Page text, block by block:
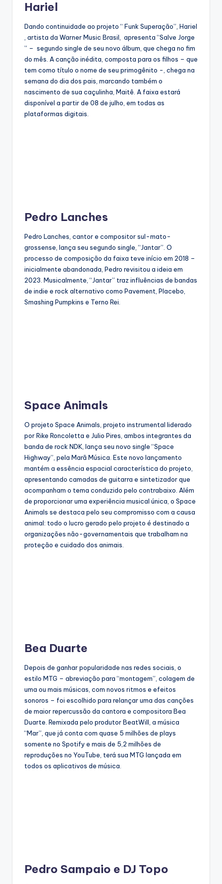
Hariel
Dando continuidade ao projeto “ Funk Superação”, Hariel
, artista da Warner Music Brasil, apresenta “Salve Jorge
” – segundo single de seu novo álbum, que chega no fim
do mês. A canção inédita, composta para os filhos – que
tem como título o nome de seu primogênito -, chega na
semana do dia dos pais, marcando também o
nascimento de sua caçulinha, Maitê. A faixa estará
disponível a partir de 08 de julho, em todas as
plataformas digitais.
Pedro Lanches
Pedro Lanches, cantor e compositor sul-mato-
grossense, lança seu segundo single, “Jantar”. O
processo de composição da faixa teve início em 2018 –
inicialmente abandonada, Pedro revisitou a ideia em
2023. Musicalmente, “Jantar” traz influências de bandas
de indie e rock alternativo como Pavement, Placebo,
Smashing Pumpkins e Terno Rei.
Space Animals
O projeto Space Animals, projeto instrumental liderado
por Rike Roncoletta e Julio Pires, ambos integrantes da
banda de rock NDK, lança seu novo single “Space
Highway”, pela Marã Música. Este novo lançamento
mantém a essência espacial característica do projeto,
apresentando camadas de guitarra e sintetizador que
acompanham o tema conduzido pelo contrabaixo. Além
de proporcionar uma experiência musical única, o Space
Animals se destaca pelo seu compromisso com a causa
animal: todo o lucro gerado pelo projeto é destinado a
organizações não-governamentais que trabalham na
proteção e cuidado dos animais.
Bea Duarte
Depois de ganhar popularidade nas redes sociais, o
estilo MTG – abreviação para “montagem”, colagem de
uma ou mais músicas, com novos ritmos e efeitos
sonoros – foi escolhido para relançar uma das canções
de maior repercussão da cantora e compositora Bea
Duarte. Remixada pelo produtor BeatWill, a música
“Mar”, que já conta com quase 5 milhões de plays
somente no Spotify e mais de 5,2 milhões de
reproduções no YouTube, terá sua MTG lançada em
todos os aplicativos de música.
Pedro Sampaio e DJ Topo